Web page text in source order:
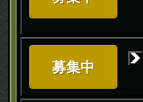
募集中